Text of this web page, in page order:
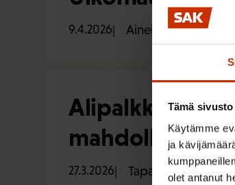
Tämä
Käytämme
ja
olet antanut
9.4.2026 Aineistot
Alipalkkauksen
mahdollinen?
27.3.2026 Tapahtumat